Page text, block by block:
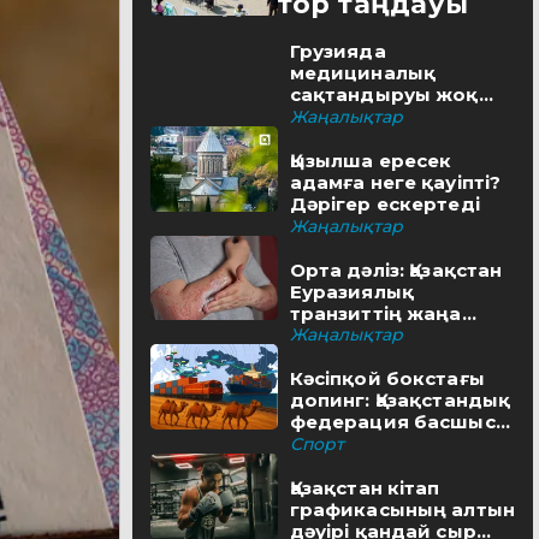
Грузияда
медициналық
сақтандыруы жоқ
туристерге айыппұл
Жаңалықтар
Қызылша ересек
адамға неге қауіпті?
Дәрігер ескертеді
Жаңалықтар
Орта дәліз: Қазақстан
Еуразиялық
транзиттің жаңа
бағытын қалай салып
Жаңалықтар
Кәсіпқой бокстағы
допинг: Қазақстандық
федерация басшысы
QazMonitor
білдірді
Спорт
Қазақстан кітап
графикасының алтын
дәуірі қандай сыр